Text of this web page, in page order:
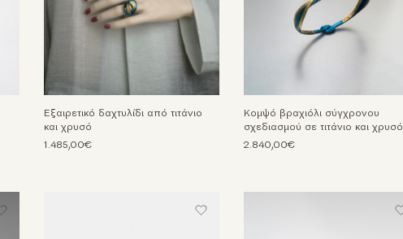
Εξαιρετικό δαχτυλίδι από τιτάνιο
και χρυσό
1.485,00€
Κομψό βραχιόλι σύγχρονου
σχεδιασμού σε τιτάνιο και χρυσό
2.840,00€